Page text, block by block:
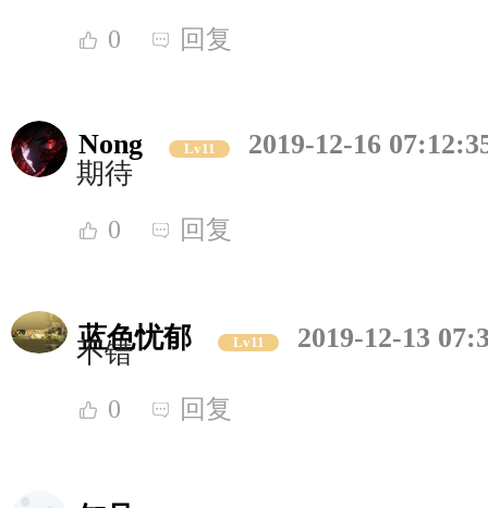
0 回复
Nong Lv11
2019-12-16
期待
0 回复
蓝色忧郁 Lv11 2019-12-13
不错
0 回复